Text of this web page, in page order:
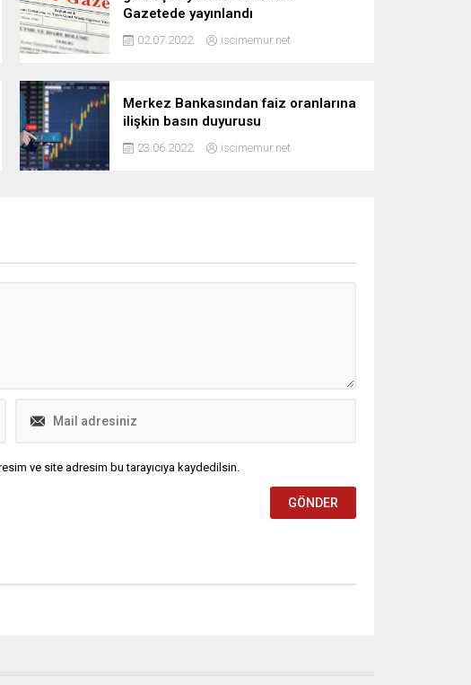
Gazetede yayınlandı
02.07.2022 iscimemur.net
Merkez Bankasından faiz oranlarına
ilişkin basın duyurusu
23.06.2022 iscimemur.net
ve site adresim bu tarayıcıya kaydedilsin.